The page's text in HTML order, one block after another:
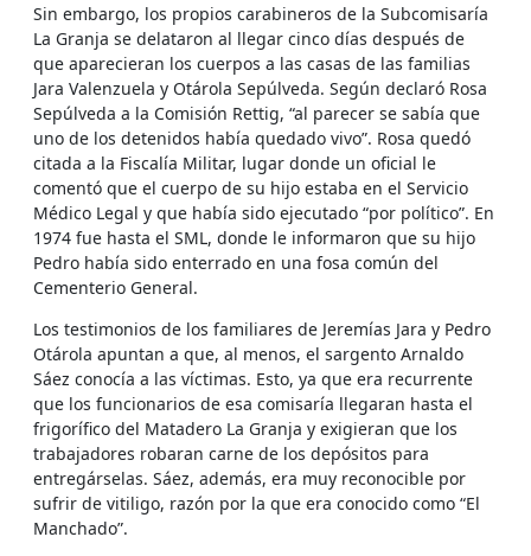
Sin embargo, los propios carabineros de la Subcomisaría
La Granja se delataron al llegar cinco días después de
que aparecieran los cuerpos a las casas de las familias
Jara Valenzuela y Otárola Sepúlveda. Según declaró Rosa
Sepúlveda a la Comisión Rettig, “al parecer se sabía que
uno de los detenidos había quedado vivo”. Rosa quedó
citada a la Fiscalía Militar, lugar donde un oficial le
comentó que el cuerpo de su hijo estaba en el Servicio
Médico Legal y que había sido ejecutado “por político”. En
1974 fue hasta el SML, donde le informaron que su hijo
Pedro había sido enterrado en una fosa común del
Cementerio General.
Los testimonios de los familiares de Jeremías Jara y Pedro
Otárola apuntan a que, al menos, el sargento Arnaldo
Sáez conocía a las víctimas. Esto, ya que era recurrente
que los funcionarios de esa comisaría llegaran hasta el
frigorífico del Matadero La Granja y exigieran que los
trabajadores robaran carne de los depósitos para
entregárselas. Sáez, además, era muy reconocible por
sufrir de vitiligo, razón por la que era conocido como “El
Manchado”.